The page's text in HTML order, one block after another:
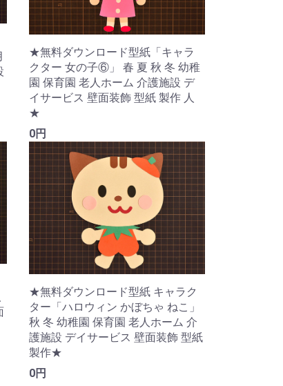
★無料ダウンロード型紙「キャラ
クター 女の子⑥」 春 夏 秋 冬 幼稚
園 保育園 老人ホーム 介護施設 デ
イサービス 壁面装飾 型紙 製作 人
★
0円
★無料ダウンロード型紙 キャラク
ター「ハロウィン かぼちゃ ねこ」
秋 冬 幼稚園 保育園 老人ホーム 介
護施設 デイサービス 壁面装飾 型紙
製作★
0円